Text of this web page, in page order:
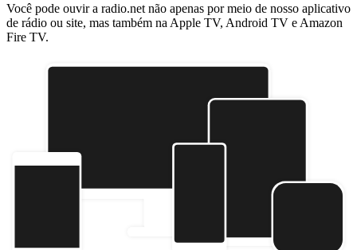
Você pode ouvir a radio.net não apenas por meio de nosso aplicativo
de rádio ou site, mas também na Apple TV, Android TV e Amazon
Fire TV.